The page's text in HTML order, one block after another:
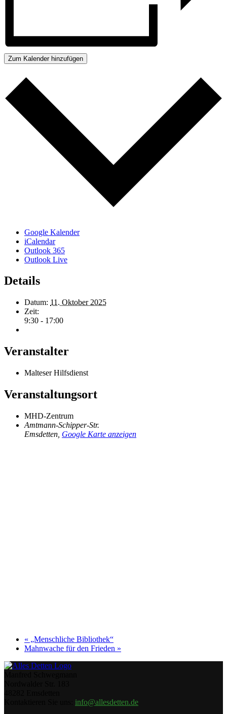
Zum Kalender hinzufügen
Google Kalender
iCalendar
Outlook 365
Outlook Live
Details
Datum: 11. Oktober 2025
Zeit:
9:30 - 17:00
Veranstalter
Malteser Hilfsdienst
Veranstaltungsort
MHD-Zentrum
Amtmann-Schipper-Str.
Emsdetten Google Karte anzeigen
« „Menschliche Bibliothek“
Mahnwache für den Frieden »
info@allesdetten.de